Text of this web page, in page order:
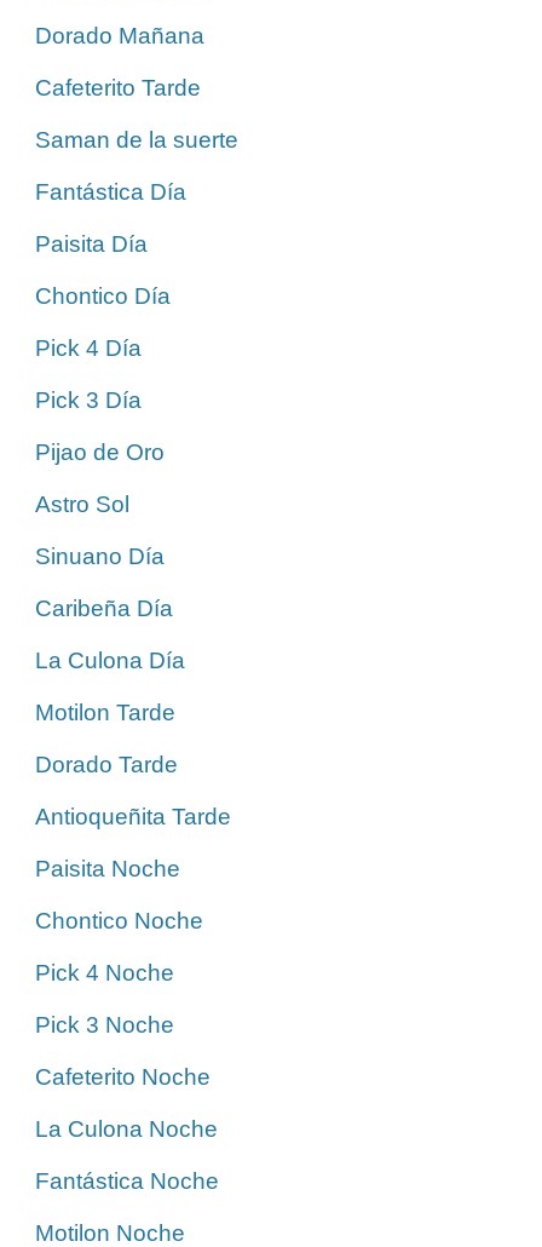
Dorado Mañana
Cafeterito Tarde
Saman de la suerte
Fantástica Día
Paisita Día
Chontico Día
Pick 4 Día
Pick 3 Día
Pijao de Oro
Astro Sol
Sinuano Día
Caribeña Día
La Culona Día
Motilon Tarde
Dorado Tarde
Antioqueñita Tarde
Paisita Noche
Chontico Noche
Pick 4 Noche
Pick 3 Noche
Cafeterito Noche
La Culona Noche
Fantástica Noche
Motilon Noche